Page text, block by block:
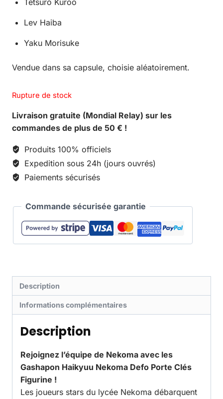
Lev Haiba
Yaku Morisuke
Vendue dans sa capsule, choisie aléatoirement.
Rupture de stock
Livraison gratuite (Mondial Relay) sur les
commandes de plus de 50 € !
Produits 100% officiels
Expedition sous 24h (jours ouvrés)
Paiements sécurisés
Commande sécurisée garantie
Description
Informations complémentaires
Description
Rejoignez l’équipe de Nekoma avec les
Gashapon Haikyuu Nekoma Defo Porte Clés
Figurine !
Les joueurs stars du lycée Nekoma débarquent